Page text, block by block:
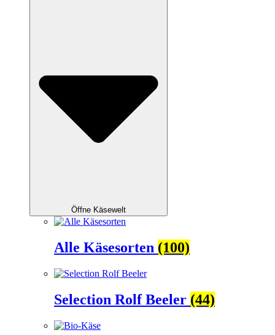
Öffne Käsewelt
Alle Käsesorten (100)
Selection Rolf Beeler (44)